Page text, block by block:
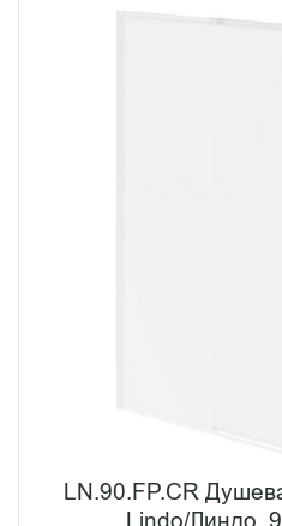
LN.90.FP.CR
Lindo/Линдо,